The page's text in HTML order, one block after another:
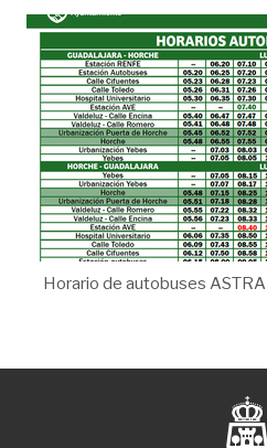
Horario de autobuses ASTRA